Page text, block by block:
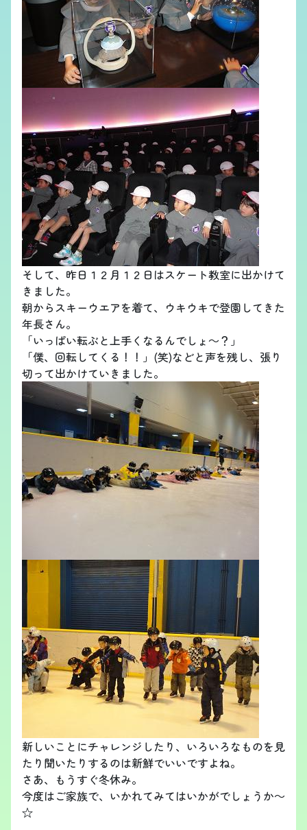
そして、昨日１２月１２日はスケート教室に出かけて
きました。
朝からスキーウエアを着て、ウキウキで登園してきた
年長さん。
「いっぱい転ぶと上手くなるんでしょ～？」
「僕、回転してくる！！」(笑)などと声を残し、張り
切って出かけていきました。
新しいことにチャレンジしたり、いろいろなものを見
たり聞いたりするのは新鮮でいいですよね。
さあ、もうすぐ冬休み。
今度はご家族で、いかれてみてはいかがでしょうか～
☆